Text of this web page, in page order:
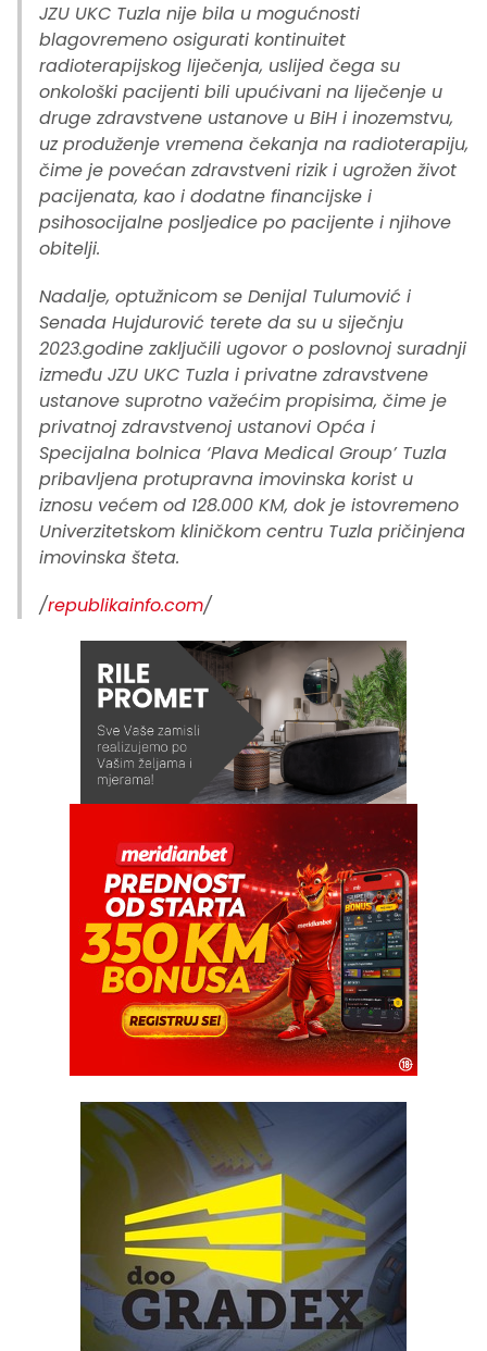
JZU UKC Tuzla nije bila u mogućnosti
blagovremeno osigurati kontinuitet
radioterapijskog liječenja, uslijed čega su
onkološki pacijenti bili upućivani na liječenje u
druge zdravstvene ustanove u BiH i inozemstvu,
uz produženje vremena čekanja na radioterapiju,
čime je povećan zdravstveni rizik i ugrožen život
pacijenata, kao i dodatne financijske i
psihosocijalne posljedice po pacijente i njihove
obitelji.
Nadalje, optužnicom se Denijal Tulumović i
Senada Hujdurović terete da su u siječnju
2023.godine zaključili ugovor o poslovnoj suradnji
između JZU UKC Tuzla i privatne zdravstvene
ustanove suprotno važećim propisima, čime je
privatnoj zdravstvenoj ustanovi Opća i
Specijalna bolnica ‘Plava Medical Group’ Tuzla
pribavljena protupravna imovinska korist u
iznosu većem od 128.000 KM, dok je istovremeno
Univerzitetskom kliničkom centru Tuzla pričinjena
imovinska šteta.
/republikainfo.com/